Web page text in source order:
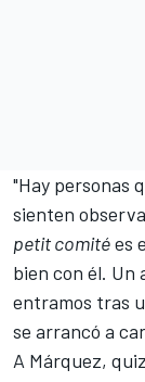
"Hay personas
sienten
petit comitées
bien con él. Un
entramos tras
se arrancó a
A Márquez,